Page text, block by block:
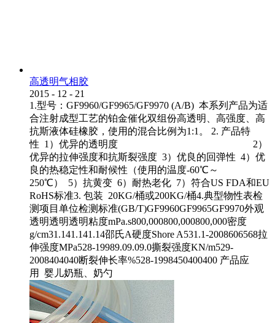
高透明气相胶
2015 - 12 - 21
1.型号：GF9960/GF9965/GF9970 (A/B) 本系列产品为适
合注射成型工艺的铂金催化双组份高透明、高强度、高
抗斯液体硅橡胶，使用的混合比例为1:1。 2. 产品特
性 1）优异的透明度 2）
优异的拉伸强度和抗斯裂强度 3）优良的回弹性 4）优
良的热稳定性和耐候性（使用的温度-60℃～
250℃） 5）抗黄变 6）耐热老化 7）符合US FDA和EU
RoHS标准3. 包装 20KG/桶或200KG/桶4.典型物性表检
测项目单位检测标准(GB/T)GF9960GF9965GF9970外观
透明透明透明粘度mPa.s800,000800,000800,000密度
g/cm31.141.141.14邵氏A硬度Shore A531.1-2008606568拉
伸强度MPa528-19989.09.09.0撕裂强度KN/m529-
2008404040断裂伸长率%528-1998450400400 产品应
用 婴儿奶瓶、奶勺